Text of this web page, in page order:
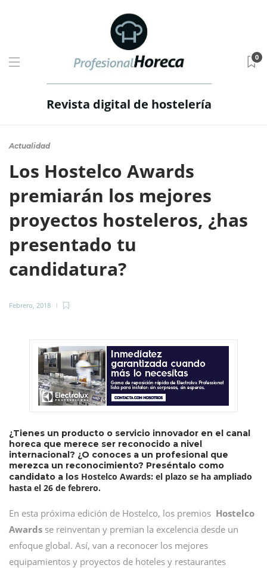
Revista digital de hostelería
0
Actualidad
Los Hostelco Awards
premiarán los mejores
proyectos hosteleros, ¿has
presentado tu
candidatura?
Febrero, 2018
¿Tienes un producto o servicio innovador en el canal
horeca que merece ser reconocido a nivel
internacional? ¿O conoces a un profesional que
merezca un reconocimiento? Preséntalo como
candidato a los Hostelco Awards: el plazo se ha ampliado
hasta el 26 de febrero.
En esta próxima edición de Hostelco, los premios Hostelco
Awards se reinventan y premian la excelencia desde un
enfoque global. Así, van a reconocer los mejores
equipamientos y proyectos de hoteles y restaurantes